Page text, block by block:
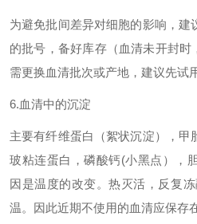
为避免批间差异对细胞的影响，建
的批号，备好库存（血清未开封
需更换血清批次或产地，建议先试
6.血清中的沉淀
主要有纤维蛋白（絮状沉淀），甲
玻粘连蛋白，磷酸钙(小黑点），
因是温度的改变。热灭活，反复
温。因此近期不使用的血清应保存